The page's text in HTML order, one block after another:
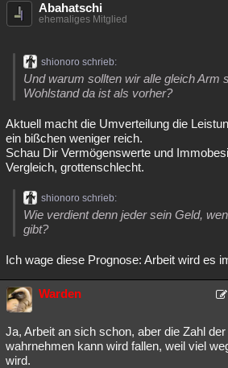
Abahatschi
ehemaliges Mitglied
shionoro schrieb:
Und warum sollten wir alle gleich Arm
Wohlstand da ist als vorher?
Aktuell macht die Umverteilung die
ein bißchen weniger reich.
Schau Dir Vermögenswerte und
Vergleich, grottenschlecht.
shionoro schrieb:
Wie verdient denn jeder sein Geld,
gibt?
Ich wage diese Prognose: Arbeit wird es
Warden
Ja, Arbeit an sich schon, aber die Zahl
wahrnehmen kann wird fallen, weil viel
wird.